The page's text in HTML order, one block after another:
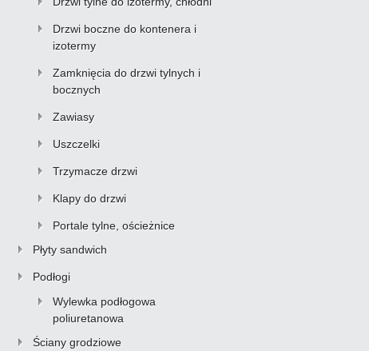
Drzwi boczne do kontenera i
izotermy
Zamknięcia do drzwi tylnych i
bocznych
Zawiasy
Uszczelki
Trzymacze drzwi
Klapy do drzwi
Portale tylne, ościeżnice
Płyty sandwich
Podłogi
Wylewka podłogowa
poliuretanowa
Ściany grodziowe